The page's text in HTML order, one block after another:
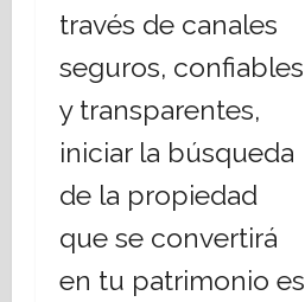
través de canales
seguros, confiables
y transparentes,
iniciar la búsqueda
de la propiedad
que se convertirá
en tu patrimonio es